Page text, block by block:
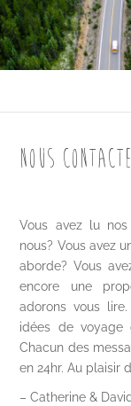
Nous
Vous avez lu
nous? Vous avez
aborde? Vous
encore une
adorons vous
idées de voyage
Chacun des
en 24hr. Au plaisir
– Catherine &